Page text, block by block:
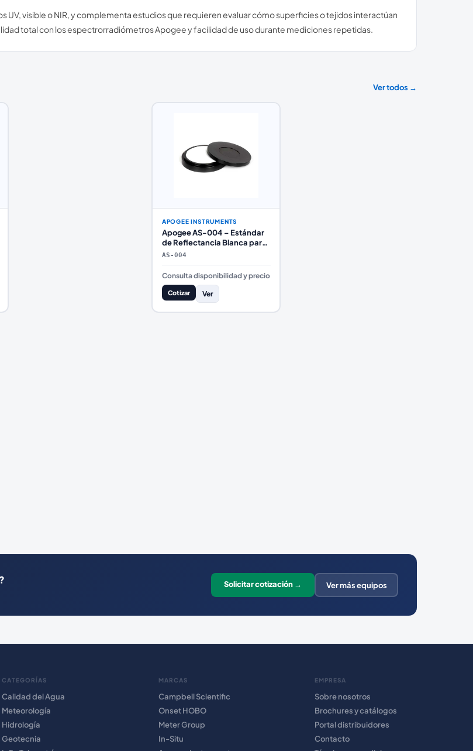
UV, visible o NIR, y complementa estudios que requieren evaluar cómo superficies o tejidos interactúan
total con los espectrorradiómetros Apogee y facilidad de uso durante mediciones repetidas.
Ver todos →
APOGEE INSTRUMENTS
Apogee AS-004 – Estándar
de Reflectancia Blanca para
Espectrorradiómetros de
AS-004
Consulta disponibilidad y precio
Cotizar Ver
Solicitar cotización → Ver más equipos
CATEGORÍAS
Calidad del Agua
Meteorología
Hidrología
Geotecnia
MARCAS
Campbell Scientific
Onset HOBO
Meter Group
In-Situ
EMPRESA
Sobre nosotros
Brochures y catálogos
Portal distribuidores
Contacto